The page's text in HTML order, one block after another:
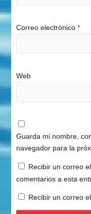
Correo electrónico *
Web
Guarda mi nombre,
navegador para la
Recibir un correo
comentarios a esta
Recibir un correo